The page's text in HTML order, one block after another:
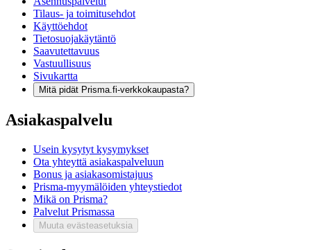
Tilaus- ja toimitusehdot
Käyttöehdot
Tietosuojakäytäntö
Saavutettavuus
Vastuullisuus
Sivukartta
Mitä pidät Prisma.fi-verkkokaupasta?
Asiakaspalvelu
Usein kysytyt kysymykset
Ota yhteyttä asiakaspalveluun
Bonus ja asiakasomistajuus
Prisma-myymälöiden yhteystiedot
Mikä on Prisma?
Palvelut Prismassa
Muuta evästeasetuksia